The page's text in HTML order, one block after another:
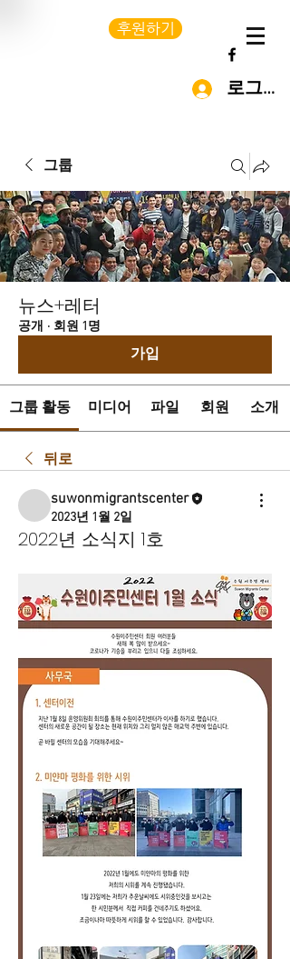
로그인
후원하기
그룹
뉴스+레터
공개 · 회원 1명
가입
그룹 활동 미디어 파일 회원 소개
뒤로
suwonmigrantscenter
2023년 1월 2일
2022년 소식지 1호